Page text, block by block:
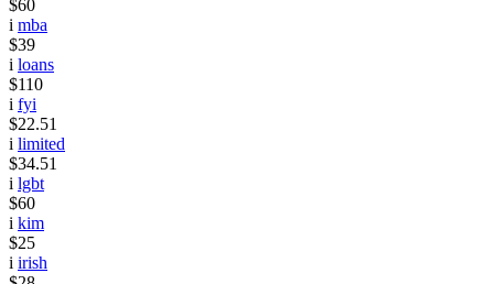
$60
i mba
$39
i loans
$110
i fyi
$22.51
i limited
$34.51
i lgbt
$60
i kim
$25
i irish